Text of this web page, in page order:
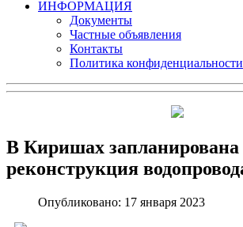
ИНФОРМАЦИЯ
Документы
Частные объявления
Контакты
Политика конфиденциальности
В Киришах запланирована
реконструкция
Опубликовано: 17 января 2023